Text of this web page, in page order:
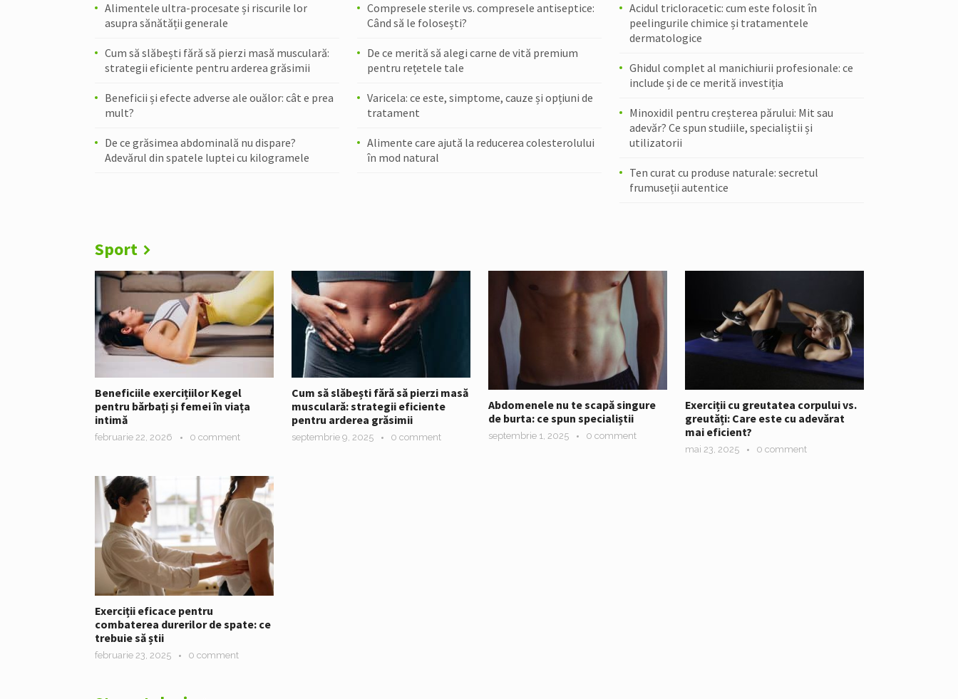
Alimentele ultra-procesate și riscurile lor
asupra sănătății generale
Cum să slăbești fără să pierzi masă musculară:
strategii eficiente pentru arderea grăsimii
Beneficii și efecte adverse ale ouălor: cât e prea
mult?
De ce grăsimea abdominală nu dispare?
Adevărul din spatele luptei cu kilogramele
Compresele sterile vs. compresele antiseptice:
Când să le folosești?
De ce merită să alegi carne de vită premium
pentru rețetele tale
Varicela: ce este, simptome, cauze și opțiuni de
tratament
Alimente care ajută la reducerea colesterolului
în mod natural
Acidul tricloracetic: cum este folosit în
peelingurile chimice și tratamentele
dermatologice
Ghidul complet al manichiurii profesionale: ce
include și de ce merită investiția
Minoxidil pentru creșterea părului: Mit sau
adevăr? Ce spun studiile, specialiștii și
utilizatorii
Ten curat cu produse naturale: secretul
frumuseții autentice
Sport
Beneficiile exercițiilor Kegel
pentru bărbați și femei în viața
intimă
februarie 22, 2026 0 comment
Cum să slăbești fără să pierzi masă
musculară: strategii eficiente
pentru arderea grăsimii
septembrie 9, 2025 0 comment
Abdomenele nu te scapă singure
de burta: ce spun specialiștii
septembrie 1, 2025 0 comment
Exerciții cu greutatea corpului vs.
greutăți: Care este cu adevărat
mai eficient?
mai 23, 2025 0 comment
Exerciții eficace pentru
combaterea durerilor de spate: ce
trebuie să știi
februarie 23, 2025 0 comment